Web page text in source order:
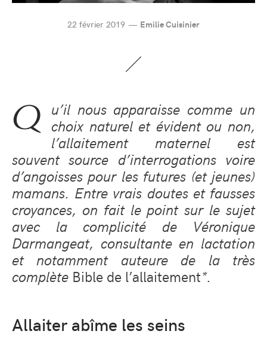
22 février 2019 Emilie Cuisinier
Q u’il nous apparaisse comme un
choix naturel et évident ou non,
l’allaitement maternel est
souvent source d’interrogations voire
d’angoisses pour les futures (et jeunes)
mamans. Entre vrais doutes et fausses
croyances, on fait le point sur le sujet
avec la complicité de Véronique
Darmangeat, consultante en lactation
et notamment auteure de la très
complète Bible de l’allaitement*.
Allaiter abîme les seins